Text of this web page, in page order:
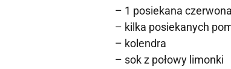
– 1 posiekana
– kilka posiekanych
– kolendra
– sok z połowy limonki